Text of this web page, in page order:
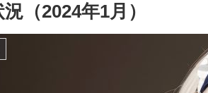
（2024年1月）